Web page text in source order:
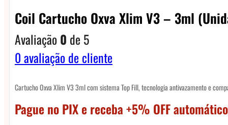
Coil Cartucho Oxva Xlim V3 – 3ml
Avaliação0 de 5
0avaliação de cliente
Cartucho Oxva Xlim V3 3ml com sistema Top Fill, tecnologia antivazamento e
Pague no PIX e receba +5% OFF